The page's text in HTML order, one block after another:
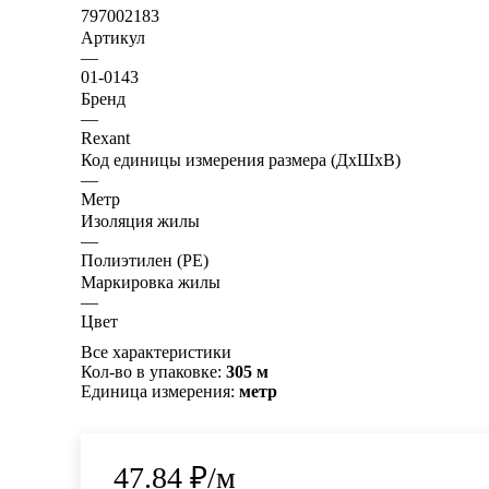
797002183
Артикул
—
01-0143
Бренд
—
Rexant
Код единицы измерения размера (ДхШхВ)
—
Метр
Изоляция жилы
—
Полиэтилен (PE)
Маркировка жилы
—
Цвет
Все характеристики
Кол-во в упаковке: 305 м
Единица измерения: метр
47.84 ₽/м